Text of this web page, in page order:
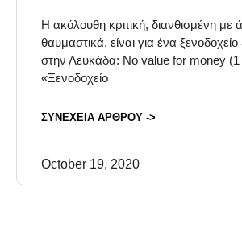
Η ακόλουθη κριτική, διανθισμένη με
θαυμαστικά, είναι για ένα
στην Λευκάδα: No value for money (1
«Ξενοδοχείο
ΣΥΝΕΧΕΙΑ ΑΡΘΡΟΥ ->
October 19, 2020